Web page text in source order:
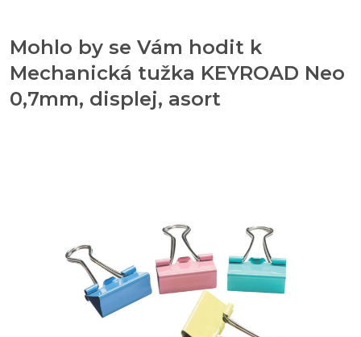
Mohlo by se Vám hodit k
Mechanická tužka KEYROAD Neo
0,7mm, displej, asort